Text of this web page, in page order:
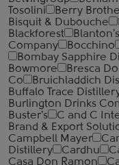
Tosolini
Berry
Bisquit & Dubouche
Blackforest
Company
Bocchino
Bombay Sapphire
Bowmore
Bresca
Co
Bruichladdich
Buffalo Trace
Burlington Drinks
Buster's
C and C
Brand & Export
Campbell Mayer
Distillery
Cardhu
Casa Don Ramon